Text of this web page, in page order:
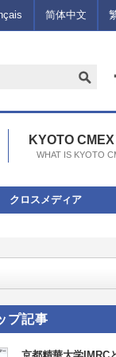
简体中文
KYOTO
WHAT IS KYOTO
クロスメディア
プ記事